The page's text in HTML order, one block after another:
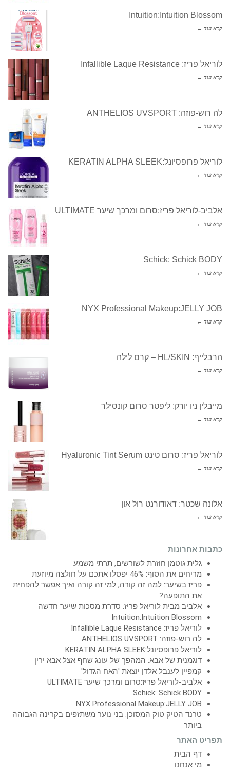
Intuition:Intuition Blossom
קרא עוד ←
לוריאל פריז: Infallible Laque Resistance
קרא עוד ←
לה רוש-פוזה: ANTHELIOS UVSPORT
קרא עוד ←
לוריאל פרופסיונל:KERATIN ALPHA SLEEK
קרא עוד ←
אלביב-לוריאל פריז:סרום ומרכך שיער ULTIMATE
קרא עוד ←
Schick: Schick BODY
קרא עוד ←
NYX Professional Makeup:JELLY JOB
קרא עוד ←
הרבלייף: HL/SKIN – קרם לילה
קרא עוד ←
מייבלין ניו יורק: ליפטר סרום קונסילר
קרא עוד ←
לוריאל פריז: סרום טינט Hyaluronic Tint Serum
קרא עוד ←
אלונה שכטר: דאודורנט רול און
קרא עוד ←
כתבות אחרונות
גלית גוטמן חוזרת לשורשים, תרתי משמע
מריחים את הסוף: 46% יפסלו אתכם על חולצה מיוזעת
פריז בשיער: למה זה קורה, למי זה קורה ואיך אפשר להפחית
את התופעה?
אלביב מבית לוריאל פריז: סדרת מסכות שיער חדשה
Intuition:Intuition Blossom
לוריאל פריז: Infallible Laque Resistance
לה רוש-פוזה: ANTHELIOS UVSPORT
לוריאל פרופסיונל:KERATIN ALPHA SLEEK
דוגמנית של אבא: המהפך של עונג שחף אצל אבא ירין
קמפיין לענבל אלדן יוצאת 'האח הגדול'
אלביב-לוריאל פריז:סרום ומרכך שיער ULTIMATE
Schick: Schick BODY
NYX Professional Makeup:JELLY JOB
טרנד הטיק טוק המסוכן: בני נוער משתזפים בקרינה הגבוהה
ביותר
תפריט האתר
דף הבית
מי אנחנו